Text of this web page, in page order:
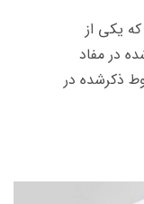
یکی از
در مفاد
ذکرشده در